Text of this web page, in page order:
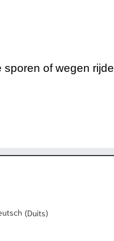
of wegen
(Duits)